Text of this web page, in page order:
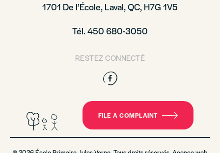
1701 De l’École, Laval, QC, H7G 1V5
Tél. 450 680-3050
RESTEZ CONNECTÉ
Facebook
FILE A COMPLAINT